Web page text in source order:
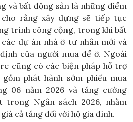
và bất động sản là những điểm
rằng xây dựng sẽ tiếp tục
trình công cộng, trong khi bất
dự án nhà ở tư nhân mới và
của người mua để ở. Ngoài
cũng có các biện pháp hỗ trợ
phát hành sớm phiếu mua
06 năm 2026 và tăng cường
trong Ngân sách 2026, nhằm
cả tăng đối với hộ gia đình.